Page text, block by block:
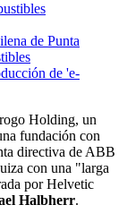
de Punta
de 'e-
Holding, un
fundación con
directiva de ABB
con una "larga
por Helvetic
Halbherr.